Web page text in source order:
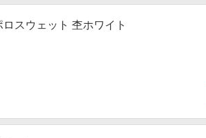
スウェット 杢ホワイト